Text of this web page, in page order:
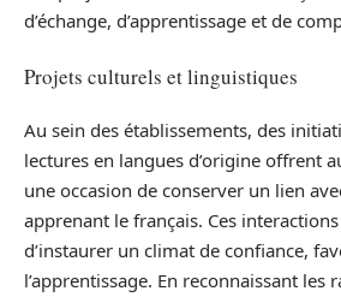
d’échange, d’apprentissage et de
Projets culturels et linguistiques
Au sein des établissements, des
lectures en langues d’origine offrent
une occasion de conserver un lien
apprenant le français. Ces
d’instaurer un climat de confiance,
l’apprentissage. En reconnaissant les